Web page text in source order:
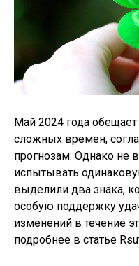
Май 2024 года
сложных времен,
прогнозам. Однако не
испытывать
выделили два знака,
особую поддержку
изменений в течение
подробнее в статье